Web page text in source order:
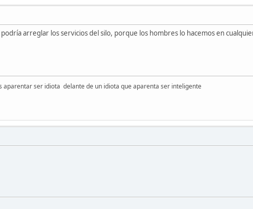
arreglar los servicios del silo, porque los hombres lo hacemos en
aparentar ser idiota delante de un idiota que aparenta ser inteligente